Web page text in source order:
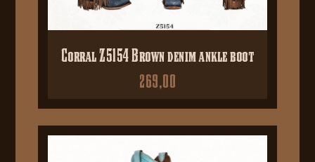
Corral Z5154 Brown denim ankle boot
269,00